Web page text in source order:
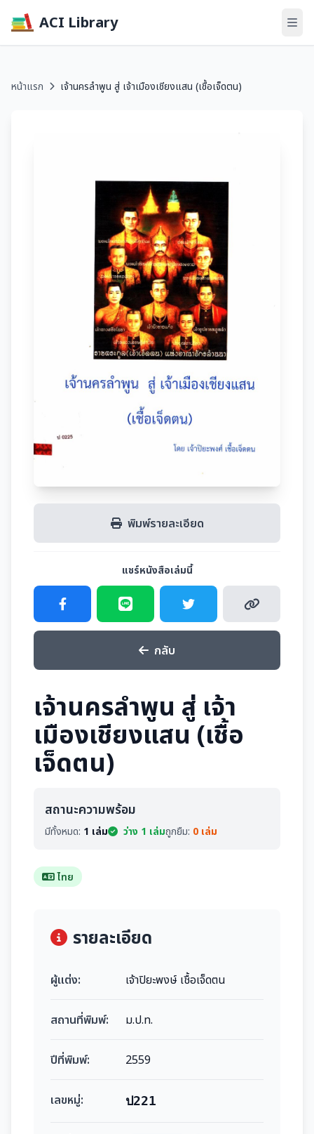
ACI Library
หน้าแรก เจ้านครลำพูน สู่ เจ้าเมืองเชียงแสน (เชื้อเจ็ดตน)
พิมพ์รายละเอียด
แชร์หนังสือเล่มนี้
กลับ
เจ้านครลำพูน สู่ เจ้า
เมืองเชียงแสน (เชื้อ
เจ็ดตน)
สถานะความพร้อม
มีทั้งหมด: 1 เล่ม ว่าง 1 เล่มถูกยืม: 0 เล่ม
ไทย
รายละเอียด
ผู้แต่ง: เจ้าปิยะพงษ์ เชื้อเจ็ดตน
สถานที่พิมพ์: ม.ป.ท.
ปีที่พิมพ์: 2559
เลขหมู่: ป221